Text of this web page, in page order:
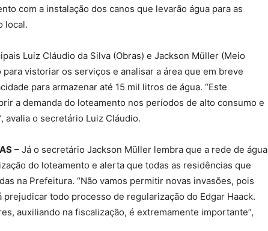
com a instalação dos canos que levarão água para as
local.
Luiz Cláudio da Silva (Obras) e Jackson Müller (Meio
vistoriar os serviços e analisar a área que em breve
para armazenar até 15 mil litros de água. “Este
a demanda do loteamento nos períodos de alto consumo e
avalia o secretário Luiz Cláudio.
– Já o secretário Jackson Müller lembra que a rede de água
do loteamento e alerta que todas as residências que
na Prefeitura. “Não vamos permitir novas invasões, pois
todo processo de regularização do Edgar Haack.
auxiliando na fiscalização, é extremamente importante”,